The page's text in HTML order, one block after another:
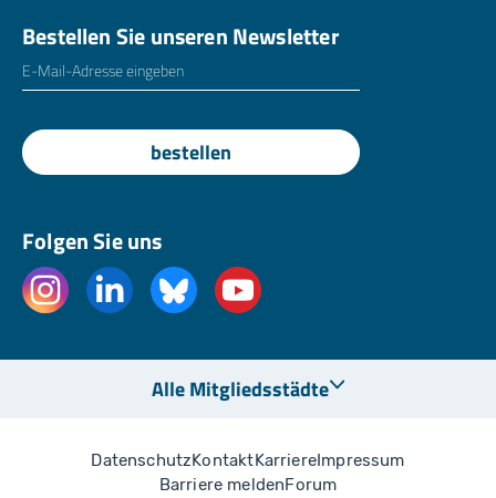
Bestellen Sie unseren Newsletter
E-Mailadresse
bestellen
Folgen Sie uns
Alle Mitgliedsstädte
DatenschutzKontaktKarriereImpressum
Barriere meldenForum